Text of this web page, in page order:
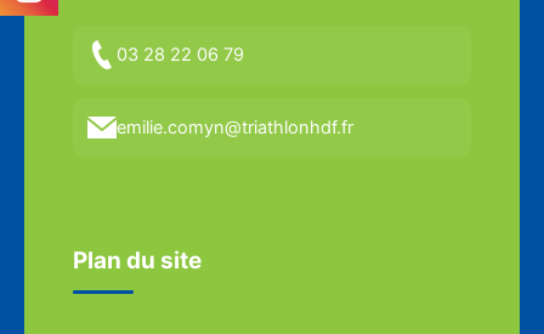
03 28 22 06 79
emilie.comyn@triathlonhdf.fr
Plan du site